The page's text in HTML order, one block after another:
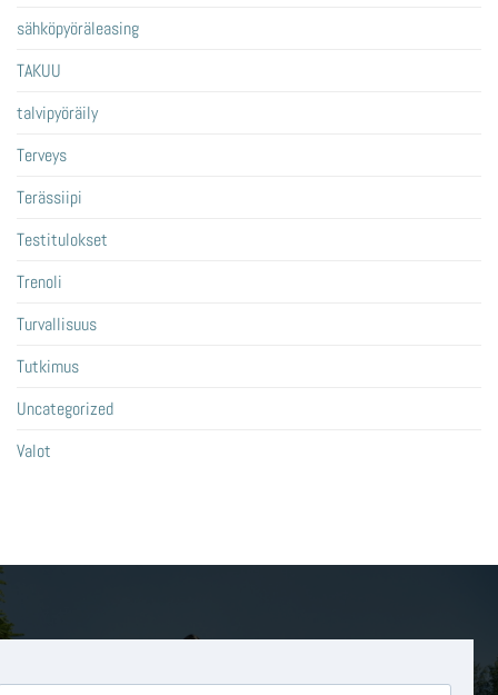
sähköpyöräleasing
TAKUU
talvipyöräily
Terveys
Terässiipi
Testitulokset
Trenoli
Turvallisuus
Tutkimus
Uncategorized
Valot